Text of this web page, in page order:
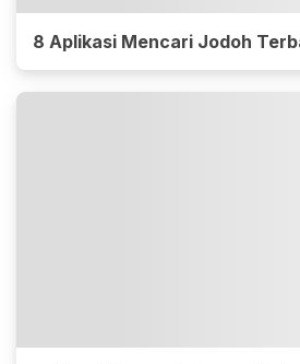
8 Aplikasi Mencari Jodoh